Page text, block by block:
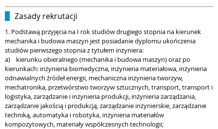
Zasady rekrutacji
1. Podstawą przyjęcia na I rok studiów drugiego stopnia na kierunek
mechanika i budowa maszyn jest posiadanie dyplomu ukończenia
studiów pierwszego stopnia z tytułem inżyniera:
a) kierunku obieralnego (mechanika i budowa maszyn) oraz po
kierunkach: inżynieria biomedyczna, inżynieria materiałowa, inżynieria
odnawialnych źródeł energii, mechaniczna inżynieria tworzyw,
mechatronika, przetwórstwo tworzyw sztucznych, transport, transport i
logistyka, zarządzanie i inżynieria produkcji, inżynieria zarządzania,
zarządzanie jakością i produkcją, zarządzanie inżynierskie, zarządzanie
techniką, automatyka i robotyka, inżynieria materiałów
kompozytowych, materiały współczesnych technologii;